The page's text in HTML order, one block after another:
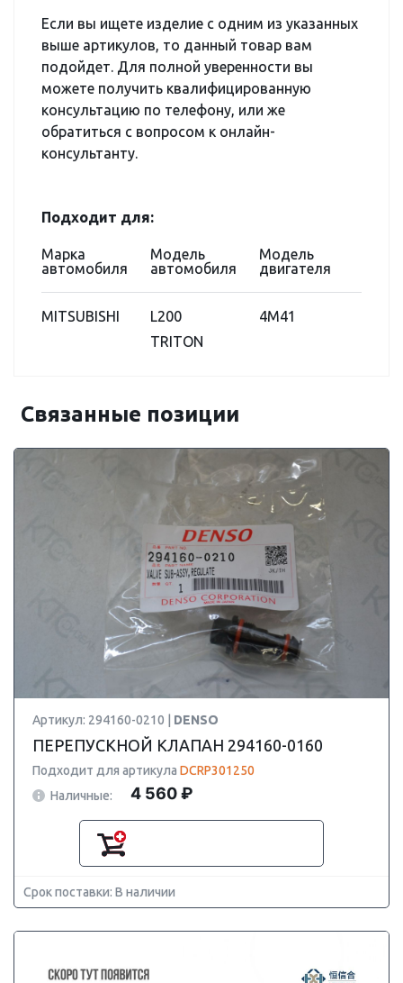
Если вы ищете изделие с одним из указанных
выше артикулов, то данный товар вам
подойдет. Для полной уверенности вы
можете получить квалифицированную
консультацию по телефону, или же
обратиться с вопросом к онлайн-
консультанту.
Подходит для:
Марка
автомобиля
Модель
автомобиля
Модель
двигателя
MITSUBISHI
L200
TRITON
4M41
Связанные позиции
Артикул: 294160-0210 | DENSO
ПЕРЕПУСКНОЙ КЛАПАН 294160-0160
Подходит для артикула DCRP301250
Наличные:
4 560 ₽
Срок поставки: В наличии